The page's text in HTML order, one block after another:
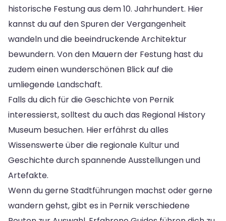
historische Festung aus dem 10. Jahrhundert. Hier
kannst du auf den Spuren der Vergangenheit
wandeln und die beeindruckende Architektur
bewundern. Von den Mauern der Festung hast du
zudem einen wunderschönen Blick auf die
umliegende Landschaft.
Falls du dich für die Geschichte von Pernik
interessierst, solltest du auch das Regional History
Museum besuchen. Hier erfährst du alles
Wissenswerte über die regionale Kultur und
Geschichte durch spannende Ausstellungen und
Artefakte.
Wenn du gerne Stadtführungen machst oder gerne
wandern gehst, gibt es in Pernik verschiedene